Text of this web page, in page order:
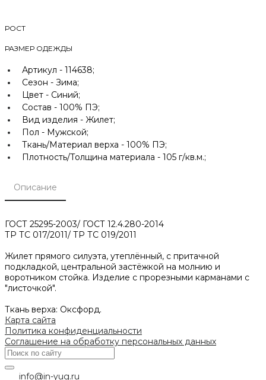
РОСТ
РАЗМЕР ОДЕЖДЫ
Артикул - 114638;
Сезон - Зима;
Цвет - Синий;
Состав - 100% ПЭ;
Вид изделия - Жилет;
Пол - Мужской;
Ткань/Материал верха - 100% ПЭ;
Плотность/Толщина материала - 105 г/кв.м.;
Описание
ГОСТ 25295-2003/ ГОСТ 12.4.280-2014
ТР ТС 017/2011/ ТР ТС 019/2011
Жилет прямого силуэта, утеплённый, с притачной
подкладкой, центральной застёжкой на молнию и
воротником стойка. Изделие с прорезными карманами с
"листочкой".
Ткань верха: Оксфорд.
Карта сайта
Политика конфиденциальности
Соглашение на обработку персональных данных
info@in-yug.ru